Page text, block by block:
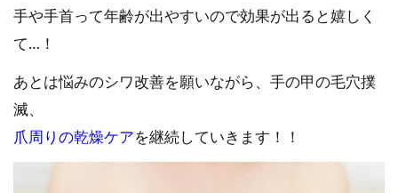
手や手首って年齢が出やすいので効果が出ると嬉しく
て…！
あとは悩みのシワ改善を願いながら、手の甲の毛穴撲
滅、
爪周りの乾燥ケアを継続していきます！！